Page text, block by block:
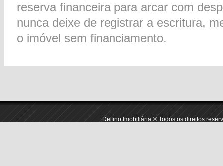
reserva financeira para arcar com
nunca deixe de registrar a escritura,
o imóvel sem financiamento.
Delfino Imobiliária ® Todos os direitos